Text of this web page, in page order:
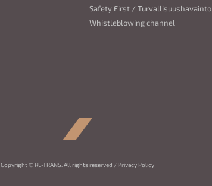
Safety First / Turvallisuushavainto
Whistleblowing channel
Copyright © RL-TRANS. All rights reserved / Privacy Policy